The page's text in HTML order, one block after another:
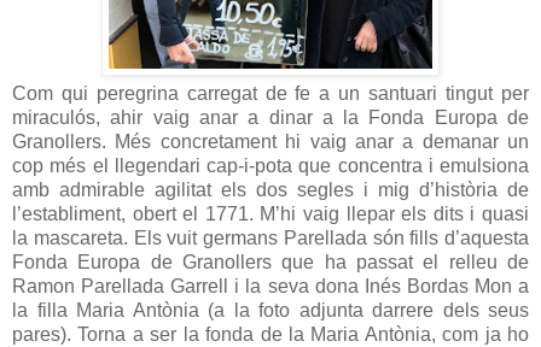
Com qui peregrina carregat de fe a un santuari tingut per
miraculós, ahir vaig anar a dinar a la Fonda Europa de
Granollers. Més concretament hi vaig anar a demanar un
cop més el llegendari cap-i-pota que concentra i emulsiona
amb admirable agilitat els dos segles i mig d’història de
l’establiment, obert el 1771. M’hi vaig llepar els dits i quasi
la mascareta. Els vuit germans Parellada són fills d’aquesta
Fonda Europa de Granollers que ha passat el relleu de
Ramon Parellada Garrell i la seva dona Inés Bordas Mon a
la filla Maria Antònia (a la foto adjunta darrere dels seus
pares). Torna a ser la fonda de la Maria Antònia, com ja ho